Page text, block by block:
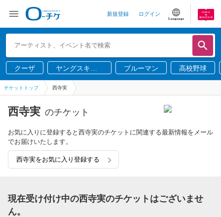
新規登録 ログイン
Language
クーザ
ヤングスキニ
ー
ブルーマン 高校野球
チケットトップ 西寺実
西寺実 のチケット
お気に入りに登録すると西寺実のチケットに関連する最新情報をメール
でお届けいたします。
西寺実をお気に入り登録する
現在受け付け中の西寺実のチケットはございませ
ん。